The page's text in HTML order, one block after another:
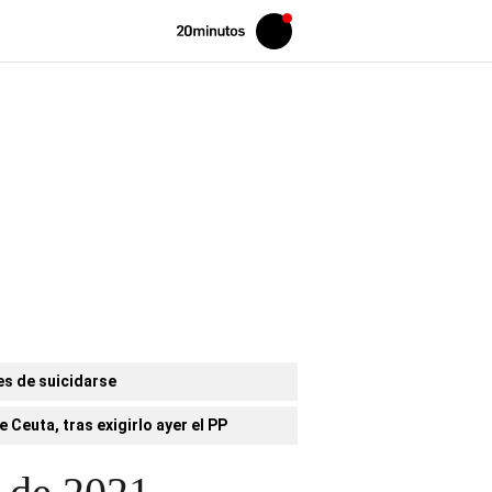
Volver
Iniciar
sesión
de suicidarse
Ceuta, tras exigirlo ayer el PP